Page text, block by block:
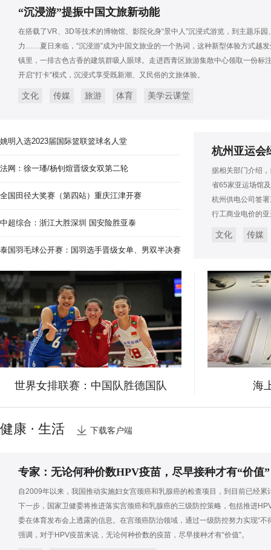
“沉浸游”提振中国文旅新动能
在搭载了VR、3D等技术的博物馆、影院化身“景中人”沉浸式游览，到主题乐
力……夏日来临，“沉浸游”成为中国文旅业的一个热词，这种新型体验方式越
镇里，一排古色古香的建筑群吸人眼球。走进西青区旅游集散中心领取一份标
开启“打卡”模式，沉浸式享受既新潮、又民俗的文旅体验。
文化 传媒 旅游 体育 美学云课堂
杭州亚运会
据相关部门介绍
省65家亚运场馆
杭州供电公司签
行工商业电价的
文化 传媒
姚明入选2023届国际篮联篮球名人堂
法网：徐一璠/杨钊煊晋级女双第二轮
全国田径大奖赛（第四站）重庆江津开赛
中超综合：浙江大胜深圳 国安险胜亚泰
泰国羽毛球公开赛：国羽选手晋级女单、男双半决赛
世界女排联赛：中国队胜德国队 海
健康 · 生活 下载客户端
专家：无论何种价数HPV疫苗，尽早接种才有“价值”
自2009年以来，我国推动实施妇女宫颈癌和乳腺癌的检查项目，到目前已经
下一步，国家卫健委将推进落实宫颈癌和乳腺癌的三级防控策略，包括推进
委在体育发布会上透露的信息。在宫颈癌防治领域，通过一级防控努力实现“不
强调，对于HPV疫苗来说，无论何种价数的疫苗，尽早接种才有“价值”。